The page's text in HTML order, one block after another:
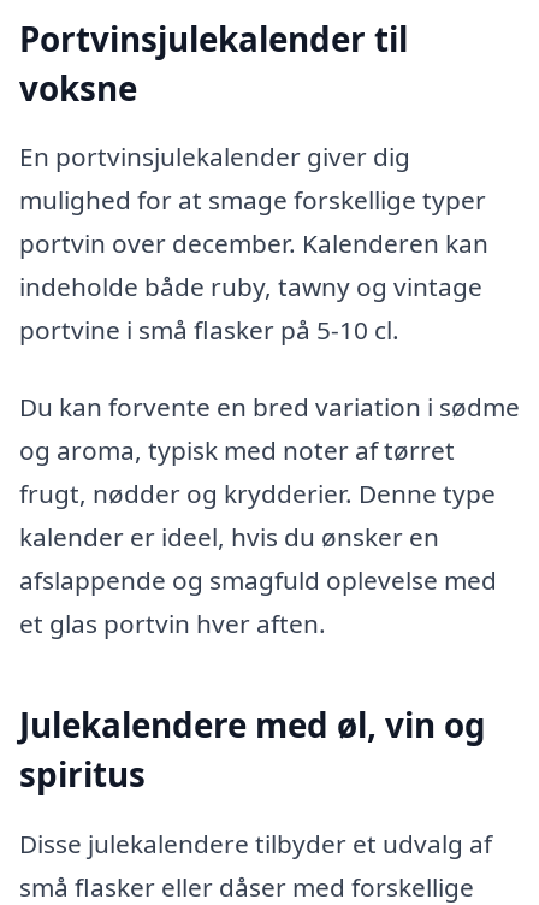
Portvinsjulekalender til
voksne
En portvinsjulekalender giver dig
mulighed for at smage forskellige typer
portvin over december. Kalenderen kan
indeholde både ruby, tawny og vintage
portvine i små flasker på 5-10 cl.
Du kan forvente en bred variation i sødme
og aroma, typisk med noter af tørret
frugt, nødder og krydderier. Denne type
kalender er ideel, hvis du ønsker en
afslappende og smagfuld oplevelse med
et glas portvin hver aften.
Julekalendere med øl, vin og
spiritus
Disse julekalendere tilbyder et udvalg af
små flasker eller dåser med forskellige